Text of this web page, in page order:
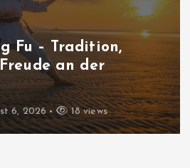
Fu – Tradition,
an der
6, 2026 18 views